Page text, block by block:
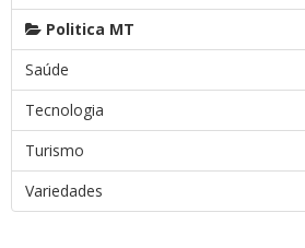
Politica MT
Saúde
Tecnologia
Turismo
Variedades